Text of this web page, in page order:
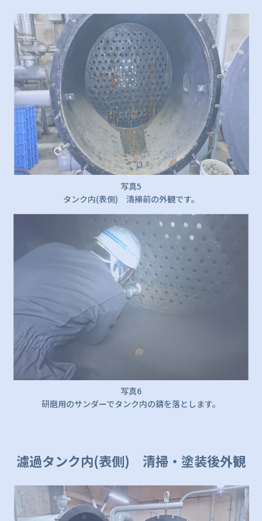
写真5
タンク内(表側) 清掃前の外観です。
写真6
研磨用のサンダーでタンク内の錆を落とします。
濾過タンク内(表側) 清掃・塗装後外観